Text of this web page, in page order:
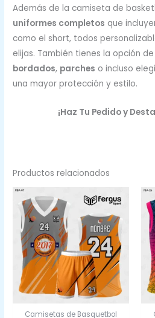
Además de la camiseta de
uniformes completos que
como el short, todos
elijas. También tienes la opción
bordados, parches o incluso
una mayor protección y estilo.
¡Haz Tu Pedido y
Productos relacionados
Camisetas de Basquetbol